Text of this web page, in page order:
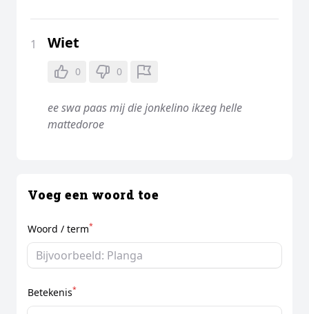
1 Wiet
0 0
ee swa paas mij die jonkelino ikzeg helle
mattedoroe
Voeg een woord toe
Woord / term*
Betekenis*